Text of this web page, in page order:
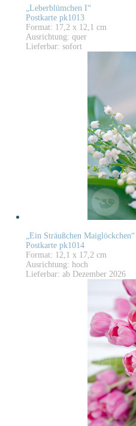
„Leberblümchen I“
Postkarte pk1013
Format: 17,2 x 12,1 cm
Ausrichtung: quer
Lieferbar: sofort
„Ein Sträußchen Maiglöckchen“
Postkarte pk1014
Format: 12,1 x 17,2 cm
Ausrichtung: hoch
Lieferbar: ab Dezember 2026